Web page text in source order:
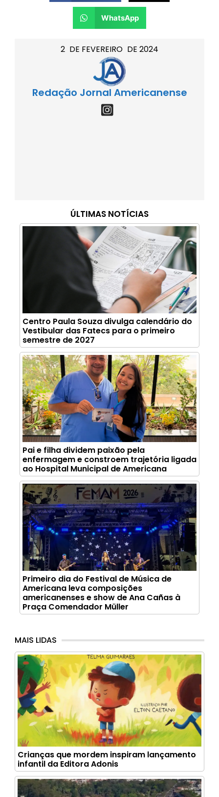
2 DE FEVEREIRO DE 2024
Redação Jornal Americanense
ÚLTIMAS NOTÍCIAS
Centro Paula Souza divulga calendário do
Vestibular das Fatecs para o primeiro
semestre de 2027
Pai e filha dividem paixão pela
enfermagem e constroem trajetória ligada
ao Hospital Municipal de Americana
Primeiro dia do Festival de Música de
Americana leva composições
americanenses e show de Ana Cañas à
Praça Comendador Müller
WhatsApp
MAIS LIDAS
Crianças que mordem inspiram lançamento
infantil da Editora Adonis